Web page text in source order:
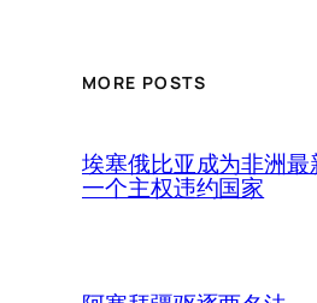
MORE POSTS
埃塞俄比亚成为非洲最
一个主权违约国家